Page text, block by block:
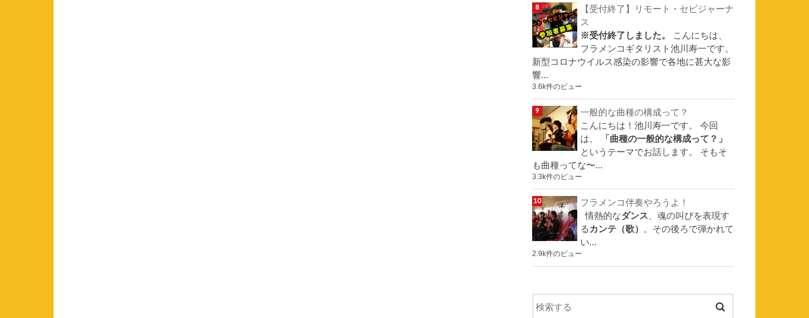
【受付終了】リモート・セビジャーナ
ス
※受付終了しました。
こんにちは、
フラメンコギタリスト池川寿一です。
新型コロナウイルス感染の影響で各地に甚大な影
響...
3.6k件のビュー
一般的な曲種の構成って？
こんにちは！池川寿一です。 今回
は、
「曲種の一般的な構成って？」
というテーマでお話します。 そもそ
も曲種ってな〜...
3.3k件のビュー
フラメンコ伴奏やろうよ！
情熱的なダンス、魂の叫びを表現す
るカンテ（歌） 。その後ろで弾かれて
い...
2.9k件のビュー